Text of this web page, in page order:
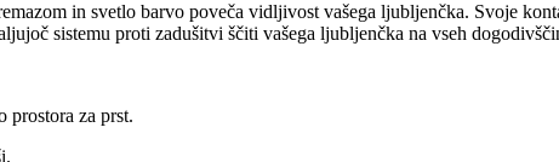
in svetlo barvo poveča vidljivost vašega ljubljenčka. Svoje
sistemu proti zadušitvi ščiti vašega ljubljenčka na vseh
prostora za prst.